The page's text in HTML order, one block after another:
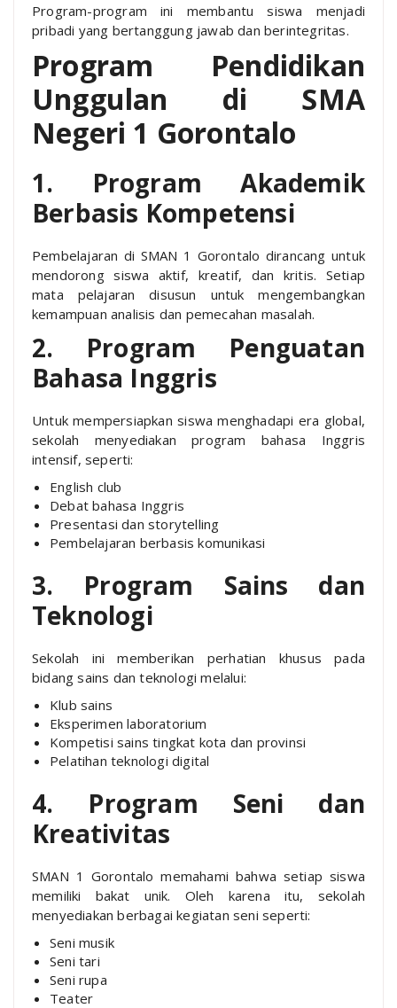
Program-program ini membantu siswa menjadi
pribadi yang bertanggung jawab dan berintegritas.
Program Pendidikan
Unggulan di SMA
Negeri 1 Gorontalo
1. Program Akademik
Berbasis Kompetensi
Pembelajaran di SMAN 1 Gorontalo dirancang untuk
mendorong siswa aktif, kreatif, dan kritis. Setiap
mata pelajaran disusun untuk mengembangkan
kemampuan analisis dan pemecahan masalah.
2. Program Penguatan
Bahasa Inggris
Untuk mempersiapkan siswa menghadapi era global,
sekolah menyediakan program bahasa Inggris
intensif, seperti:
English club
Debat bahasa Inggris
Presentasi dan storytelling
Pembelajaran berbasis komunikasi
3. Program Sains dan
Teknologi
Sekolah ini memberikan perhatian khusus pada
bidang sains dan teknologi melalui:
Klub sains
Eksperimen laboratorium
Kompetisi sains tingkat kota dan provinsi
Pelatihan teknologi digital
4. Program Seni dan
Kreativitas
SMAN 1 Gorontalo memahami bahwa setiap siswa
memiliki bakat unik. Oleh karena itu, sekolah
menyediakan berbagai kegiatan seni seperti:
Seni musik
Seni tari
Seni rupa
Teater